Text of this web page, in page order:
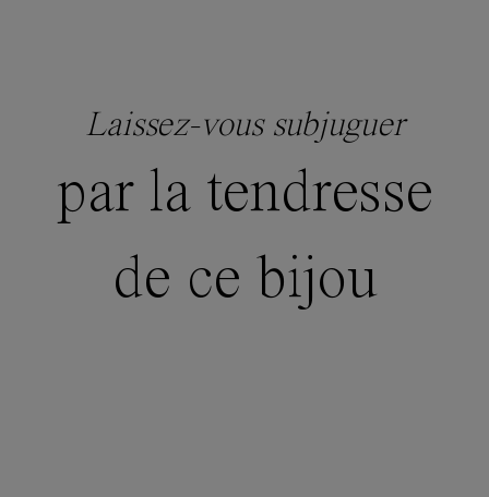
Laissez-vous subjuguer
par la tendresse
de ce bijou